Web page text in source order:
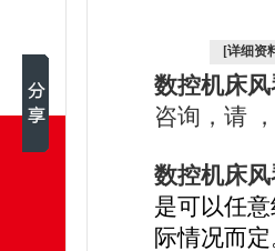
[详细资
数控机床
咨询，请
数控机床
是可以任
际情况而